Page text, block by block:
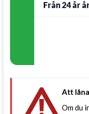
Från 24 år
Att
Om du